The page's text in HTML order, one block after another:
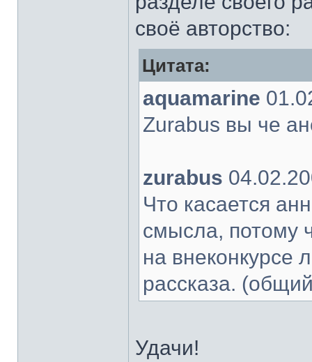
своё авторство:
Цитата:
aquamarine
Zurabus вы че
zurabus
Что касается
смысла, потому
на внеконкурсе
рассказа.
Удачи!